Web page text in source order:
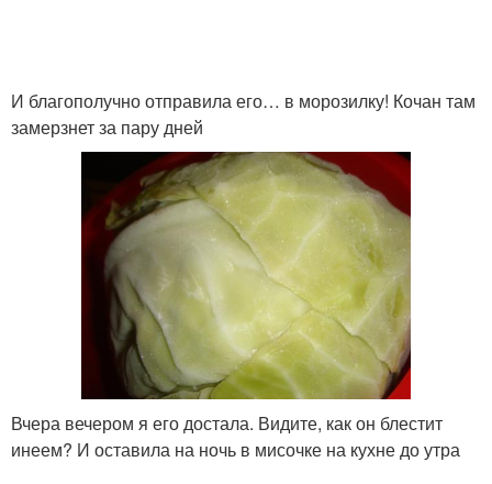
И благополучно отправила его… в морозилку! Кочан там
замерзнет за пару дней
Вчера вечером я его достала. Видите, как он блестит
инеем? И оставила на ночь в мисочке на кухне до утра